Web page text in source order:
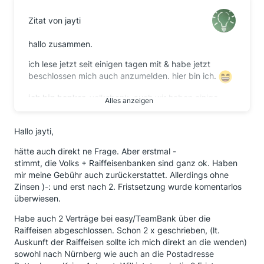
Zitat von jayti
hallo zusammen.
ich lese jetzt seit einigen tagen mit & habe jetzt
beschlossen mich auch anzumelden. hier bin ich.
volksbank. auch wir haben einige
zugegangen ist. meist handelte es sich um
schreibauslagengebühr sowie mtl.
kontoführungsgebühren verlangt. wurde alles, samt
zinsen den jeweiligen kunden erstattet. (ich hab mir
das interne verrechnungskonto angeschaut & weiß es
demnach definitiv)
genossenschaftlichen filialbank.
auch ich hatte vor rund 7 jahren einen kredit bei der
targobankaufgenommen. jugendsünden.
3-
Alles anzeigen
Hallo jayti,
hätte auch direkt ne Frage. Aber erstmal -
stimmt, die Volks + Raiffeisenbanken sind ganz ok. Haben
mir meine Gebühr auch zurückerstattet. Allerdings ohne
Zinsen )-: und erst nach 2. Fristsetzung wurde komentarlos
überwiesen.
Habe auch 2 Verträge bei easy/TeamBank über die
Raiffeisen abgeschlossen. Schon 2 x geschrieben, (lt.
Auskunft der Raiffeisen sollte ich mich direkt an die wenden)
sowohl nach Nürnberg wie auch an die Postadresse